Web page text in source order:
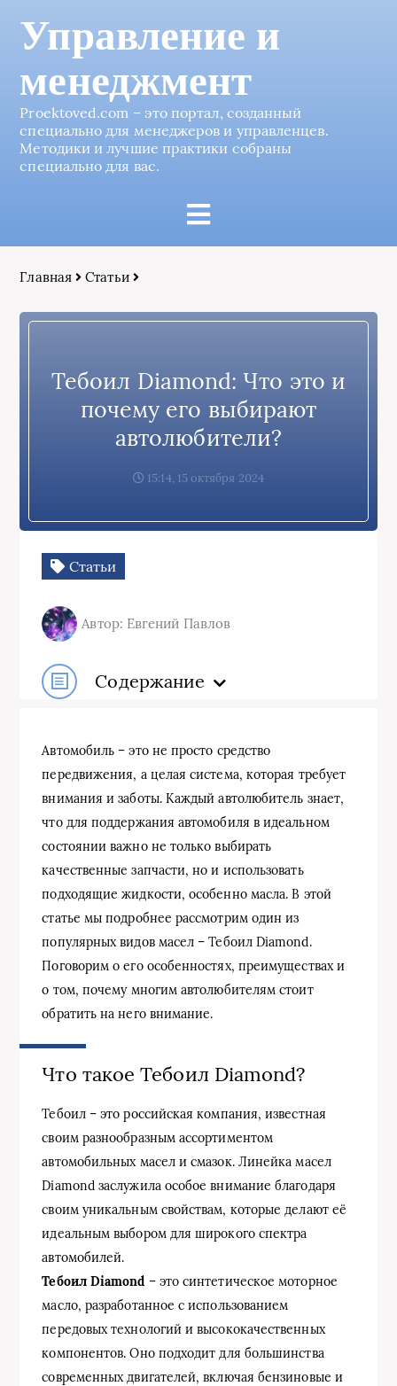
Управление и
менеджмент
Proektoved.com – это портал, созданный
специально для менеджеров и управленцев.
Методики и лучшие практики собраны
специально для вас.
Главная Статьи
Тебоил Diamond: Что это и
почему его выбирают
автолюбители?
15:14, 15 октября 2024
Статьи
Автор: Евгений Павлов
Содержание
Автомобиль – это не просто средство
передвижения, а целая система, которая требует
внимания и заботы. Каждый автолюбитель знает,
что для поддержания автомобиля в идеальном
состоянии важно не только выбирать
качественные запчасти, но и использовать
подходящие жидкости, особенно масла. В этой
статье мы подробнее рассмотрим один из
популярных видов масел – Тебоил Diamond.
Поговорим о его особенностях, преимуществах и
о том, почему многим автолюбителям стоит
обратить на него внимание.
Что такое Тебоил Diamond?
Тебоил – это российская компания, известная
своим разнообразным ассортиментом
автомобильных масел и смазок. Линейка масел
Diamond заслужила особое внимание благодаря
своим уникальным свойствам, которые делают её
идеальным выбором для широкого спектра
автомобилей.
Тебоил Diamond – это синтетическое моторное
масло, разработанное с использованием
передовых технологий и высококачественных
компонентов. Оно подходит для большинства
современных двигателей, включая бензиновые и